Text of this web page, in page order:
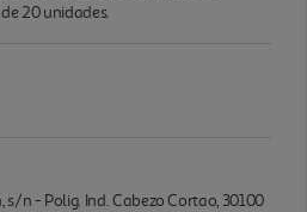
20 unidades.
s/n - Polig. Ind. Cabezo Cortao, 30100